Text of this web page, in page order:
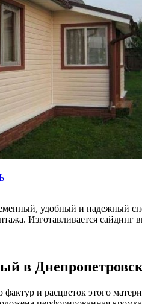
удобный и надежный
Изготавливается
в
и расцветок этого